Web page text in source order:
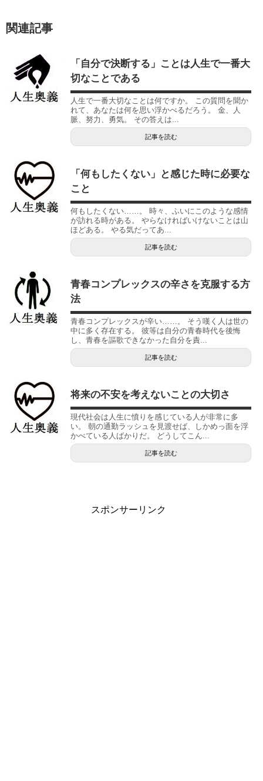
関連記事
「自分で決断する」ことは人生で一番大
切なことである
人生で一番大切なことは何ですか。 この質問を聞か
れて、あなたは何を思い浮かべるだろう。 金、人
脈、努力、勇気。 その答えは...
記事を読む
「何もしたくない」と感じた時に必要な
こと
何もしたくない……。 時々、ふいにこのような感情
が訪れる時がある。 やらなければいけないことは山
ほどある。 やる気だってあ...
記事を読む
青春コンプレックスの辛さを克服する方
法
青春コンプレックスが辛い……。 そう嘆く人は世の
中に多く存在する。 彼等は自分の青春時代を後悔
し、青春を謳歌できなかった自分を責...
記事を読む
将来の不安を考えないことの大切さ
現代社会は人生に憤りを感じている人が非常に多
い。 朝の通勤ラッシュを見渡せば、しかめっ面を浮
かべている人ばかりだ。 どうしてこん...
記事を読む
スポンサーリンク